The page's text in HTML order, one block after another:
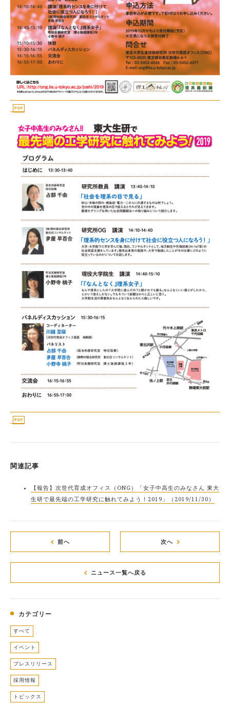
関連記事
【報告】次世代育成オフィス（ONG）「女子中高生のみなさん 東大
生研で最先端の工学研究に触れてみよう！2019」（2019/11/30）
前へ 次へ
ニュース一覧へ戻る
カテゴリー
すべて
イベント
プレスリリース
採用情報
トピックス